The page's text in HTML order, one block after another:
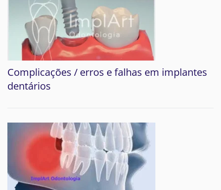
Complicações / erros e falhas em implantes
dentários